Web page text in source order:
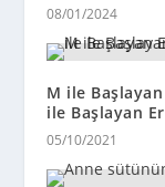
08/01/2024
M ile
ile Başlayan
05/10/2021